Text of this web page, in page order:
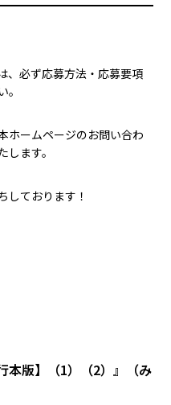
、必ず応募方法・応募要項
ホームページのお問い合わ
ます。
しております！
本版】（1）（2）』（み